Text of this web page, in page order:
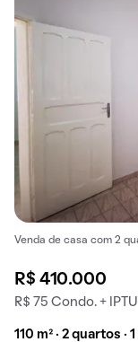
Venda de casa com 2
R$ 410.000
R$ 75 Condo. + IPTU
110 m² · 2 quartos ·